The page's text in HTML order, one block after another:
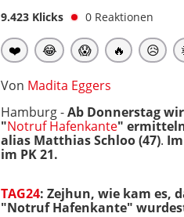
9.423 Klicks 0 Reaktionen
❤️ 😂 😱 🔥 😥
Von Madita Eggers
Hamburg -Ab Donnerstag
"Notruf Hafenkante"
alias Matthias Schloo (47).
im PK 21.
TAG24: Zejhun, wie kam es,
"Notruf Hafenkante"